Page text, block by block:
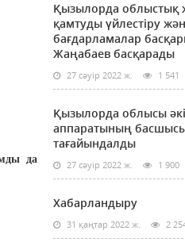
да
Қызылорда облыстық
қамтуды үйлестіру
бағдарламалар
Жаңабаев басқарады
27 сәуір 2022 ж. 1 541
Қызылорда облысы
аппаратының
тағайындалды
27 сәуір 2022 ж. 1 900
Хабарландыру
31 қаңтар 2022 ж. 2